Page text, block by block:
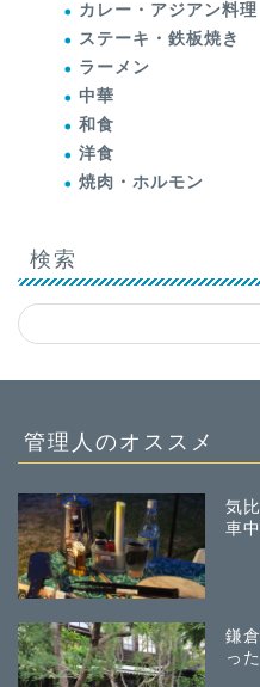
カレー・アジアン料理
ステーキ・鉄板焼き
ラーメン
中華
和食
洋食
焼肉・ホルモン
検索
管理人のオススメ
気
車
鎌
っ